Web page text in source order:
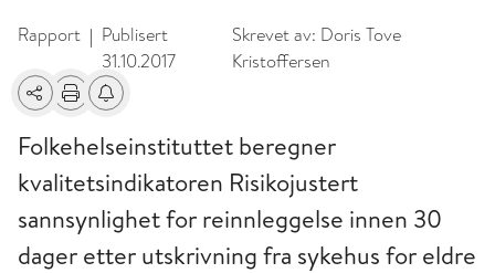
Rapport | Publisert
31.10.2017
Skrevet av: Doris Tove
Kristoffersen
Del Skriv utFå varsel om endringer
Folkehelseinstituttet beregner
kvalitetsindikatoren Risikojustert
sannsynlighet for reinnleggelse innen 30
dager etter utskrivning fra sykehus for eldre